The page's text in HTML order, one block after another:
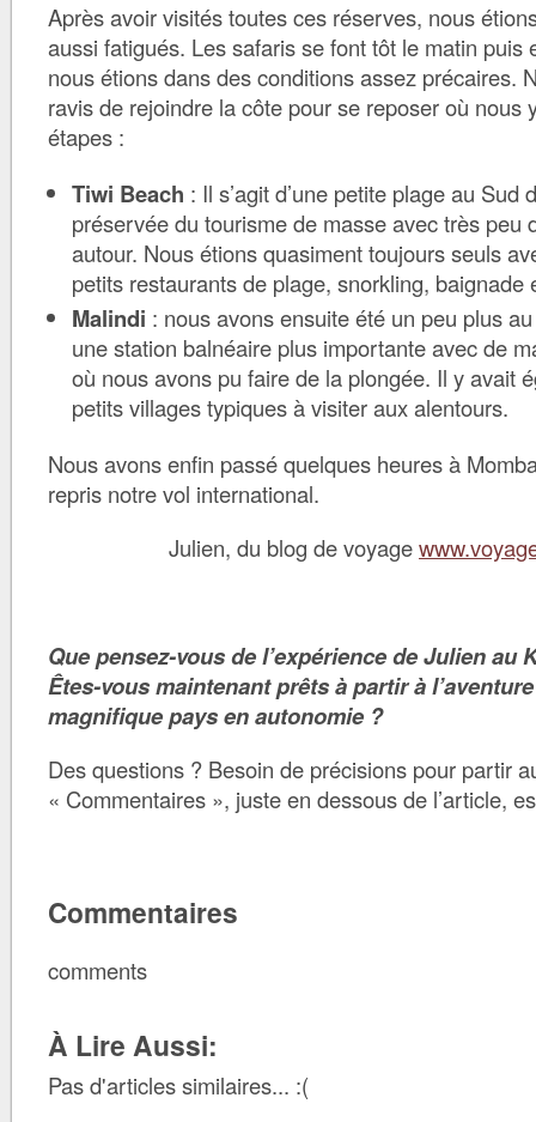
Après avoir visités toutes ces réserves, nous
aussi fatigués. Les safaris se font tôt le matin puis
nous étions dans des conditions assez précaires.
ravis de rejoindre la côte pour se reposer où nous
étapes :
Tiwi Beach : Il s’agit d’une petite plage au Sud
préservée du tourisme de masse avec très peu
autour. Nous étions quasiment toujours seuls
petits restaurants de plage, snorkling, baignade
Malindi : nous avons ensuite été un peu plus
une station balnéaire plus importante avec de
où nous avons pu faire de la plongée. Il y avait
petits villages typiques à visiter aux alentours.
Nous avons enfin passé quelques heures à
repris notre vol international.
Julien, du blog de voyage
Que pensez-vous de l’expérience de Julien au
Êtes-vous maintenant prêts à partir à
magnifique pays en autonomie ?
Des questions ? Besoin de précisions pour partir
« Commentaires », juste en dessous de l’article,
Commentaires
comments
À Lire Aussi:
Pas d'articles similaires... :(